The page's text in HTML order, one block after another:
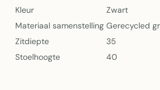
Kleur
Zwart
Materiaal samenstelling Gerecycled
Zitdiepte
35
Stoelhoogte
40